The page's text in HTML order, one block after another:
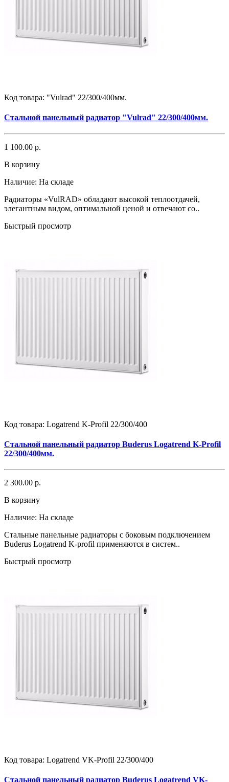
Код товара: "Vulrad" 22/300/400мм.
Стальной панельный радиатор "Vulrad" 22/300/400мм.
1 100.00 р.
В корзину
Наличие: На складе
Радиаторы «VulRAD» обладают высокой теплоотдачей,
элегантным видом, оптимальной ценой и отвечают со..
Быстрый просмотр
Код товара: Logatrend K-Profil 22/300/400
Стальной панельный радиатор Buderus Logatrend K-Profil
22/300/400мм.
2 300.00 р.
В корзину
Наличие: На складе
Стальные панельные радиаторы с боковым подключением
Buderus Logatrend K-profil применяются в систем..
Быстрый просмотр
Код товара: Logatrend VK-Profil 22/300/400
Стальной панельный радиатор Buderus Logatrend VK-